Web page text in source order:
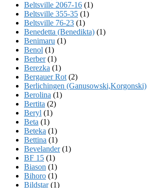
Beltsville 2067-16 (1)
Beltsville 355-35 (1)
Beltsville 76-23 (1)
Benedetta (Benedikta) (1)
Benimaru (1)
Benol (1)
Berber(1)
Berezka (1)
Bergauer Rot (2)
Berlichingen (Ganusowski,Korgonski)
Berolina (1)
Bertita (2)
Beryl (1)
Beta (1)
Beteka (1)
Bettina (1)
Bevelander(1)
BF 15 (1)
Biason (1)
Bihoro (1)
Bildstar(1)